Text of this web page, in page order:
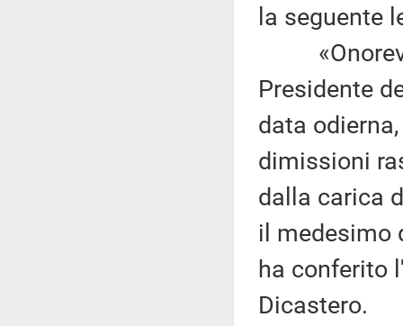
la seguente
Presidente
data
dimissioni
dalla carica
il medesimo
ha conferito
Dicastero.